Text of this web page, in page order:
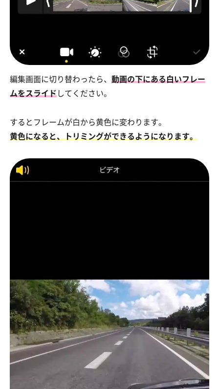
編集画面に切り替わったら、 動画の下にある白いフレー
ムをスライドしてください。
するとフレームが白から黄色に変わります。
黄色になると、トリミングができるようになります。